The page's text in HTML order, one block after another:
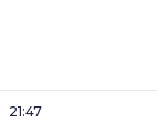
21:47